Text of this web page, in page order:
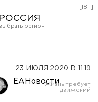
РОССИЯ
Оренбург
[18+]
23 ИЮЛЯ 2020 В 11:19
ЕАНовости